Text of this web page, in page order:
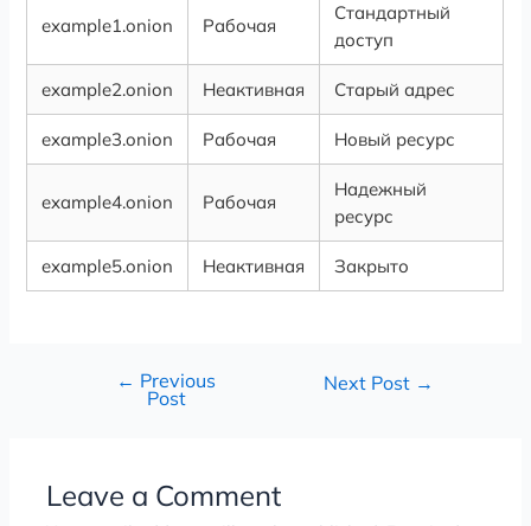
example1.onion Рабочая
Стандартный
доступ
example2.onion Неактивная Старый адрес
example3.onion Рабочая Новый ресурс
example4.onion Рабочая
Надежный
ресурс
example5.onion Неактивная Закрыто
← Previous
Post
Next Post →
Leave a Comment